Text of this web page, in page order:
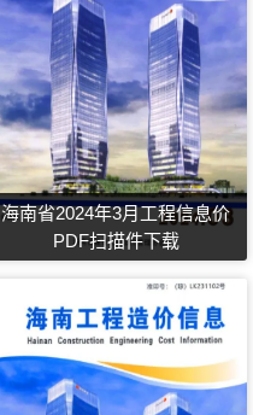
海南省2024年3月工程信息价
PDF扫描件下载